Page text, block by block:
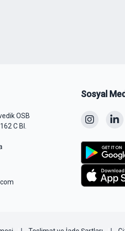
OSB
C Bl.
Sosyal